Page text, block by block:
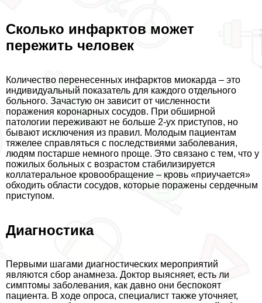
Сколько инфарктов может
пережить человек
Количество перенесенных инфарктов миокарда – это
индивидуальный показатель для каждого отдельного
больного. Зачастую он зависит от численности
поражения коронарных сосудов. При обширной
патологии переживают не больше 2-ух приступов, но
бывают исключения из правил. Молодым пациентам
тяжелее справляться с последствиями заболевания,
людям постарше немного проще. Это связано с тем, что у
пожилых больных с возрастом стабилизируется
коллатеральное кровообращение – кровь «приучается»
обходить области сосудов, которые поражены сердечным
приступом.
Диагностика
Первыми шагами диагностических мероприятий
являются сбор анамнеза. Доктор выясняет, есть ли
симптомы заболевания, как давно они беспокоят
пациента. В ходе опроса, специалист также уточняет,